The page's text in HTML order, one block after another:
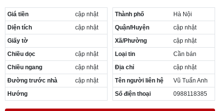
Giá tiền
cập nhật
Diện tích
cập nhật
Giấy tờ
Chiều dọc
cập nhật
Chiều ngang
cập nhật
Đường trước nhà
cập nhật
Hướng
Thành phố
Hà Nội
Quận/Huyện
cập nhật
Xã/Phường
cập nhật
Loại tin
Cần bán
Địa chỉ
cập nhật
Tên người liên hệ
Vũ Tuấn Anh
Số điện thoại
0988118385